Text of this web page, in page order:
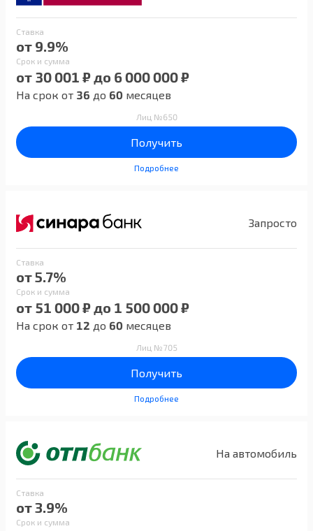
Ставка
от 9.9%
Срок и сумма
от 30 001 ₽ до 6 000 000 ₽
На срок от 36 до 60 месяцев
Лиц №650
Получить
Подробнее
Запросто
Ставка
от 5.7%
Срок и сумма
от 51 000 ₽ до 1 500 000 ₽
На срок от 12 до 60 месяцев
Лиц №705
Получить
Подробнее
На автомобиль
Ставка
от 3.9%
Срок и сумма